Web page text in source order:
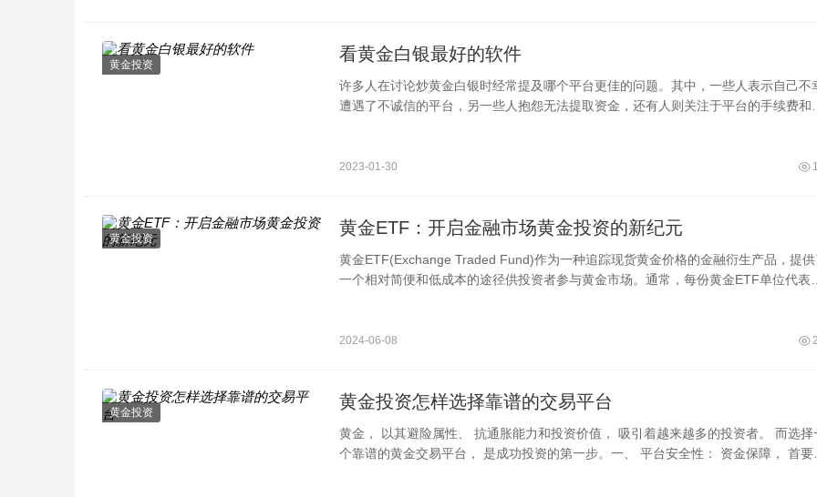
黄金投资
看黄金白银最好的软件
许多人在讨论炒黄金白银时经常提及哪个平台更佳的问题。其中，一些人表示自己不
遭遇了不诚信的平台，另一些人抱怨无法提取资金，还有人则关注于平台的手续费和佣
2023-01-30
黄金投资
黄金ETF：开启金融市场黄金投资的新纪元
黄金ETF(Exchange Traded Fund)作为一种追踪现货黄金价格的金融衍生产品，提供
一个相对简便和低成本的途径供投资者参与黄金市场。通常，每份黄金ETF单位代表了
2024-06-08
黄金投资
黄金投资怎样选择靠谱的交易平台
黄金， 以其避险属性、 抗通胀能力和投资价值， 吸引着越来越多的投资者。 而选择
个靠谱的黄金交易平台， 是成功投资的第一步。一、 平台安全性： 资金保障， 首要